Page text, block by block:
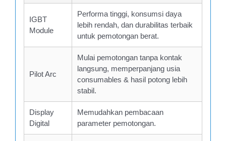
IGBT
Module
Performa tinggi, konsumsi daya
lebih rendah, dan durabilitas terbaik
untuk pemotongan berat.
Pilot Arc
Mulai pemotongan tanpa kontak
langsung, memperpanjang usia
consumables & hasil potong lebih
stabil.
Display
Digital
Memudahkan pembacaan
parameter pemotongan.